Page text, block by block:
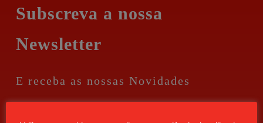
Subscreva a nossa
Newsletter
E receba as nossas Novidades